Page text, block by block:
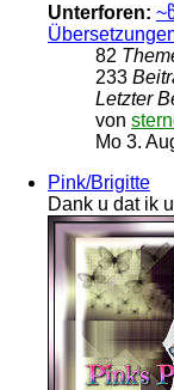
Unterforen:
82
233
Letzter
von
Mo 3.
Pink/Brigitte
Dank u dat ik